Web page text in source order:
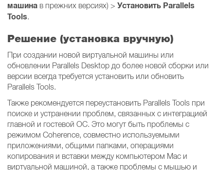
машина в прежних версиях) > Установить Parallels
Tools.
Решение (установка вручную)
При создании новой виртуальной машины или
обновлении Parallels Desktop до более новой сборки или
версии всегда требуется установить или обновить
Parallels Tools.
Также рекомендуется переустановить Parallels Tools при
поиске и устранении проблем, связанных с интеграцией
главной и гостевой ОС. Это могут быть проблемы с
режимом Coherence, совместно используемыми
приложениями, общими папками, операциями
копирования и вставки между компьютером Mac и
виртуальной машиной, а также проблемы с мышью и